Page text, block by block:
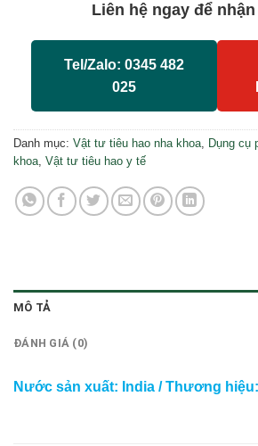
Liên hệ ngay để
Tel/Zalo: 0345 482
025
Danh mục: Vật tư tiêu hao nha khoa, Dụng cụ
khoa, Vật tư tiêu hao y tế
MÔ TẢ
ĐÁNH GIÁ (0)
Nước sản xuất: India /Thương hiệu: